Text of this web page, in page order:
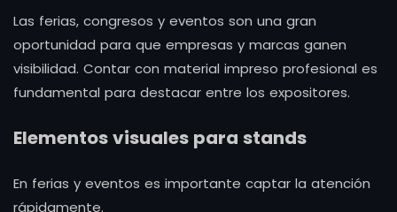
Las ferias, congresos y eventos son una gran
oportunidad para que empresas y marcas ganen
visibilidad. Contar con material impreso profesional es
fundamental para destacar entre los expositores.
Elementos visuales para stands
En ferias y eventos es importante captar la atención
rápidamente.